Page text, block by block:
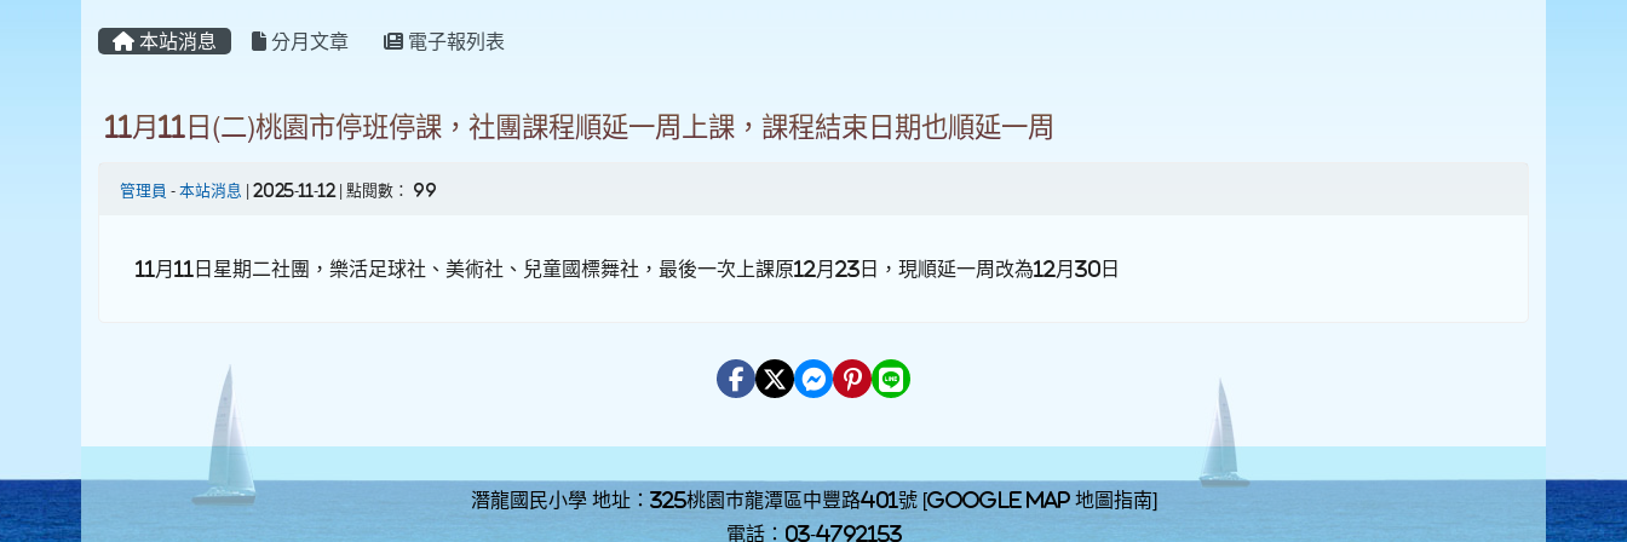
本站消息 分月文章 電子報列表
11月11日(二)桃園市停班停課，社團課程順延一周上課，課程結束日期也順延一周
管理員 -本站消息 | 2025-11-12 | 點閱數： 99
11月11日星期二社團，樂活足球社、美術社、兒童國標舞社，最後一次上課原12月23日，現順延一周改為12月30日
潛龍國民小學 地址：325桃園巿龍潭區中豐路401號 [Google Map 地圖指南]
電話：03-4792153